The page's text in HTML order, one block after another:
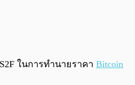
ในการทำนายราคา Bitcoin